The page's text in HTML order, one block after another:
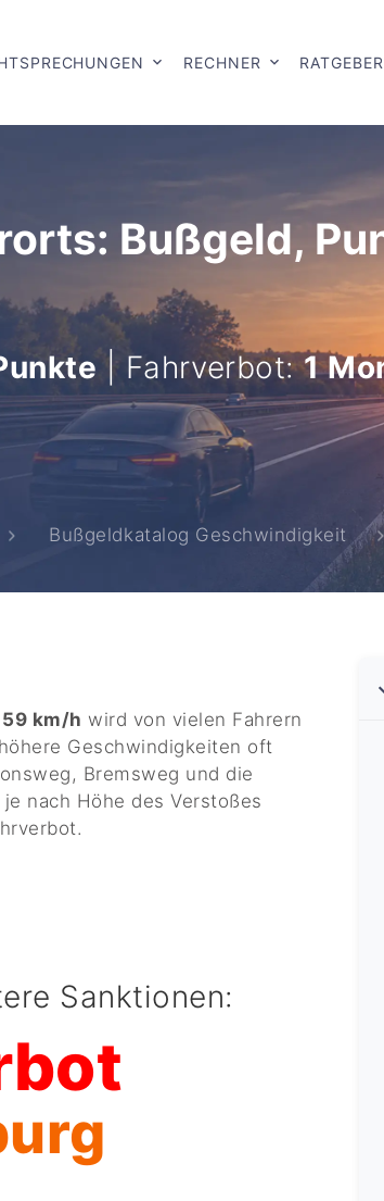
RECHNER RATGEBER
Bußgeld,
| Fahrverbot:1
Bußgeldkatalog Geschwindigkeit
km/h wird von vielen Fahrern
Geschwindigkeiten oft
Bremsweg und die
nach Höhe des Verstoßes
Sanktionen: